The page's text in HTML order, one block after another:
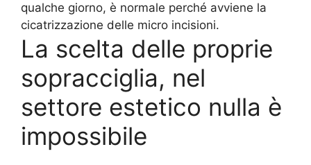
qualche giorno, è normale perché avviene la
cicatrizzazione delle micro incisioni.
La scelta delle proprie
sopracciglia, nel
settore estetico nulla è
impossibile